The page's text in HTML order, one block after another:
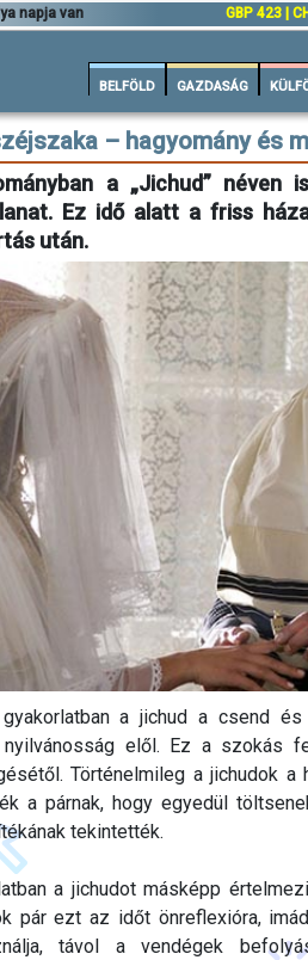
napja van GBP 423 |
BELFÖLD GAZDASÁG
– hagyomány és
a „Jichud” néven
Ez idő alatt a friss
után.
gyakorlatban a jichud a csend
elől. Ez a szokás
Történelmileg a jichudok
a párnak, hogy egyedül
tekintették.
a jichudot másképp
pár ezt az időt önreflexióra,
távol a vendégek